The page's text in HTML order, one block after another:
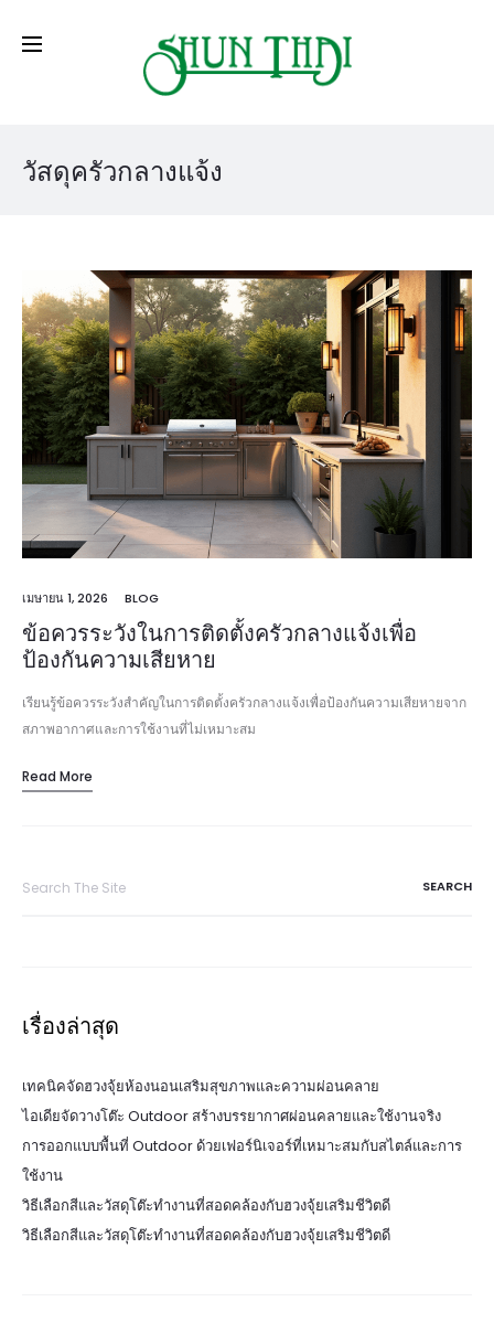
วัสดุครัวกลางแจ้ง
เมษายน 1, 2026 BLOG
ข้อควรระวังในการติดตั้งครัวกลางแจ้งเพื่อ
ป้องกันความเสียหาย
เรียนรู้ข้อควรระวังสำคัญในการติดตั้งครัวกลางแจ้งเพื่อป้องกันความเสียหายจาก
สภาพอากาศและการใช้งานที่ไม่เหมาะสม
Read More
เรื่องล่าสุด
เทคนิคจัดฮวงจุ้ยห้องนอนเสริมสุขภาพและความผ่อนคลาย
ไอเดียจัดวางโต๊ะ Outdoor สร้างบรรยากาศผ่อนคลายและใช้งานจริง
การออกแบบพื้นที่ Outdoor ด้วยเฟอร์นิเจอร์ที่เหมาะสมกับสไตล์และการ
ใช้งาน
วิธีเลือกสีและวัสดุโต๊ะทำงานที่สอดคล้องกับฮวงจุ้ยเสริมชีวิตดี
วิธีเลือกสีและวัสดุโต๊ะทำงานที่สอดคล้องกับฮวงจุ้ยเสริมชีวิตดี